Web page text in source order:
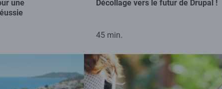
une
Décollage vers le futur de Drupal !
45 min.